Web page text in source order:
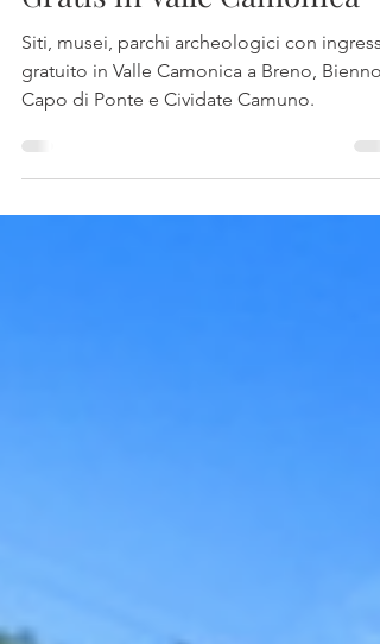
Daniela Rossi Saviore
23 nov 2019
Tempo di lettura: 2 min
Gratis in Valle Camonica
Capo di Ponte e Cividate Camuno.